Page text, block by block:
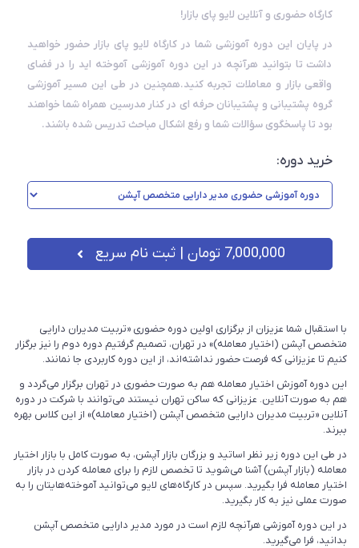
کارگاه حضوری و آنلاین لایو پای بازار!
در پایان این دوره آموزشی شما در کارگاه لایو پای بازار حضور خواهید
داشت تا بتوانید هرآنچه در این دوره آموزشی آموخته اید را در فضای
واقعی بازار و معاملات تجربه کنید.همچنین در طی این مسیر آموزشی
گروه پشتیبانی و پشتیبانان حرفه ای در کنار مدرسین همراه شما خواهند
بود تا پاسخگوی سؤالات شما و رفع اشکال مباحث تدریس شده باشند.
خرید دوره:
7,000,000 تومان
با استقبال شما عزیزان از برگزاری اولین دوره حضوری «تربیت مدیران دارایی
متخصص آپشن (اختیار معامله)» در تهران، تصمیم گرفتیم دوره دوم را نیز برگزار
کنیم تا عزیزانی که فرصت حضور نداشته‌اند، از این دوره کاربردی جا نمانند.
این دوره آموزش اختیار معامله هم به صورت حضوری در تهران برگزار می‌گردد و
هم به صورت آنلاین. عزیزانی که ساکن تهران نیستند می‌توانند با شرکت در دوره
آنلاین «تربیت مدیران دارایی متخصص آپشن (اختیار معامله)» از این کلاس بهره
ببرند.
در طی این دوره زیر نظر اساتید و بزرگان بازار آپشن، به صورت کامل با بازار اختیار
معامله (بازار آپشن) آشنا می‌شوید تا تخصص لازم را برای معامله کردن در بازار
اختیار معامله فرا بگیرید. سپس در کارگاه‌های لایو می‌توانید آموخته‌هایتان را به
صورت عملی نیز به کار بگیرید.
در این دوره آموزشی هرآنچه لازم است در مورد مدیر دارایی متخصص آپشن
بدانید، فرا می‌گیرید.